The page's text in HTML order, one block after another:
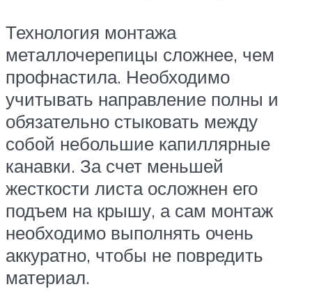
Технология монтажа
металлочерепицы сложнее, чем
профнастила. Необходимо
учитывать направление полны и
обязательно стыковать между
собой небольшие капиллярные
канавки. За счет меньшей
жесткости листа осложнен его
подъем на крышу, а сам монтаж
необходимо выполнять очень
аккуратно, чтобы не повредить
материал.